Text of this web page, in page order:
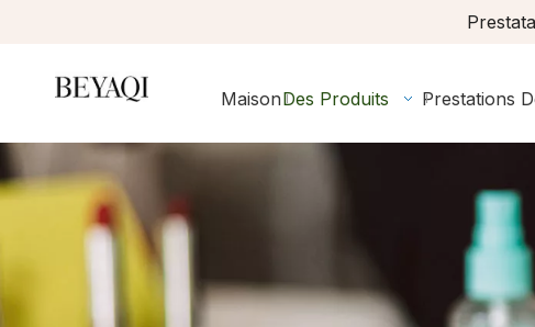
MaisonDes Produits Prestations